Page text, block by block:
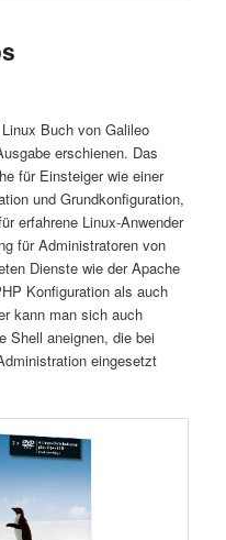
Buch von Galileo
erschienen. Das
für Einsteiger wie einer
und Grundkonfiguration,
erfahrene Linux-Anwender
für Administratoren von
Dienste wie der Apache
Konfiguration als auch
kann man sich auch
Shell aneignen, die bei
eingesetzt